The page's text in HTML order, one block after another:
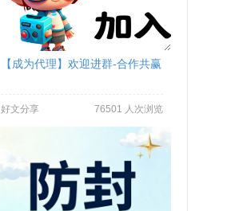
【成为代理】欢迎进群-合作共赢
好文分享 76501 人次浏览